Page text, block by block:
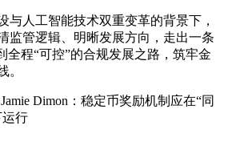
与人工智能技术双重变革的背景下，
监管逻辑、明晰发展方向，走出一条
全程“可控”的合规发展之路，筑牢金
。
Dimon：稳定币奖励机制应在“同
运行